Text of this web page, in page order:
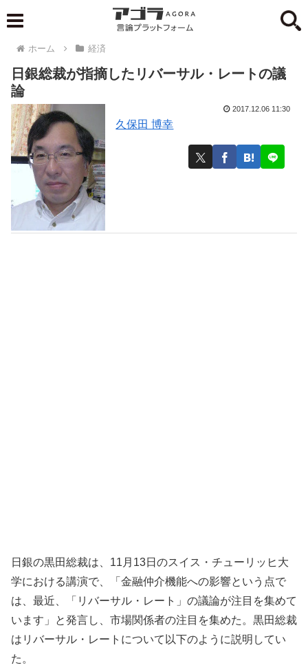
ホーム 経済
日銀総裁が指摘したリバーサル・レートの議
論
久保田 博幸
2017.12.06 11:30
日銀の黒田総裁は、11月13日のスイス・チューリッヒ大
学における講演で、「金融仲介機能への影響という点で
は、最近、「リバーサル・レート」の議論が注目を集めて
います」と発言し、市場関係者の注目を集めた。黒田総裁
はリバーサル・レートについて以下のように説明してい
た。